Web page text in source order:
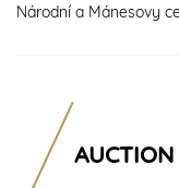
Národní a Mánesovy